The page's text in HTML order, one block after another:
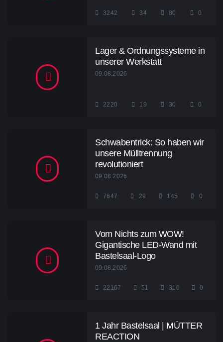
3242 34 80 0
Lager & Ordnungssysteme in
unserer Werkstatt
09.08.2026
2220 19 30 0
Schwabentrick: So haben wir
unsere Mülltrennung
revolutioniert
09.08.2026
7647 29 145 0
Vom Nichts zum WOW!
Gigantische LED-Wand mit
Bastelsaal-Logo
09.08.2026
22167 51 310 0
1 Jahr Bastelsaal | MÜTTER
REACTION